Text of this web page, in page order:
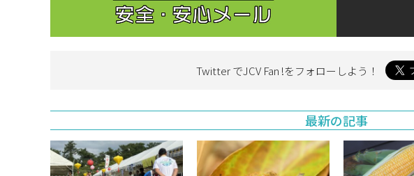
Twitter でJCV Fan !をフォローしよう！
最新の記事